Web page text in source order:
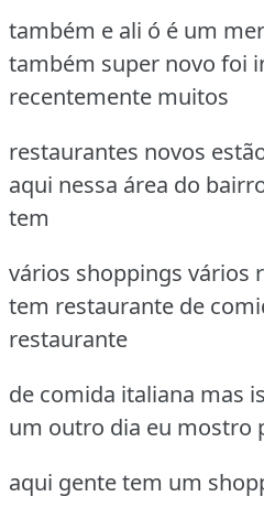
também e ali ó é um
também super novo foi
recentemente muitos
restaurantes novos
aqui nessa área do
tem
vários shoppings vários
tem restaurante de
restaurante
de comida italiana mas
um outro dia eu mostro
aqui gente tem um